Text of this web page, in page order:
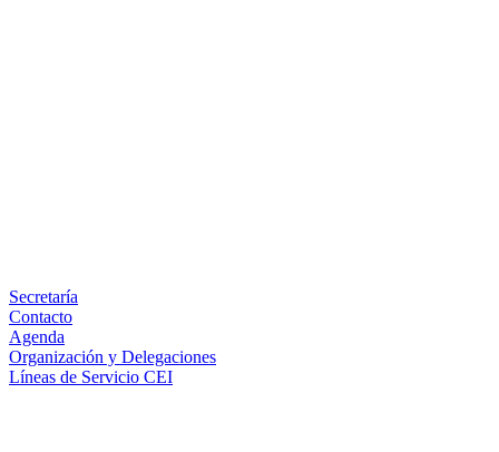
Secretaría
Contacto
Agenda
Organización y Delegaciones
Líneas de Servicio CEI